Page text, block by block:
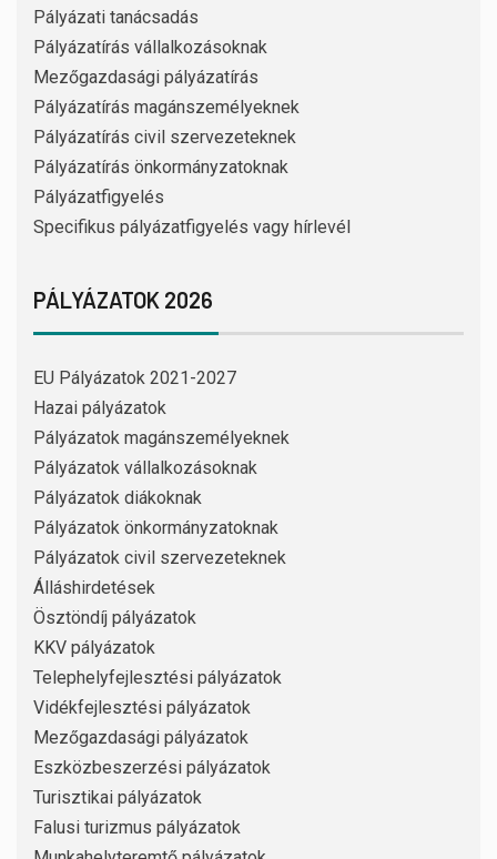
Pályázati tanácsadás
Pályázatírás vállalkozásoknak
Mezőgazdasági pályázatírás
Pályázatírás magánszemélyeknek
Pályázatírás civil szervezeteknek
Pályázatírás önkormányzatoknak
Pályázatfigyelés
Specifikus pályázatfigyelés vagy hírlevél
PÁLYÁZATOK 2026
EU Pályázatok 2021-2027
Hazai pályázatok
Pályázatok magánszemélyeknek
Pályázatok vállalkozásoknak
Pályázatok diákoknak
Pályázatok önkormányzatoknak
Pályázatok civil szervezeteknek
Álláshirdetések
Ösztöndíj pályázatok
KKV pályázatok
Telephelyfejlesztési pályázatok
Vidékfejlesztési pályázatok
Mezőgazdasági pályázatok
Eszközbeszerzési pályázatok
Turisztikai pályázatok
Falusi turizmus pályázatok